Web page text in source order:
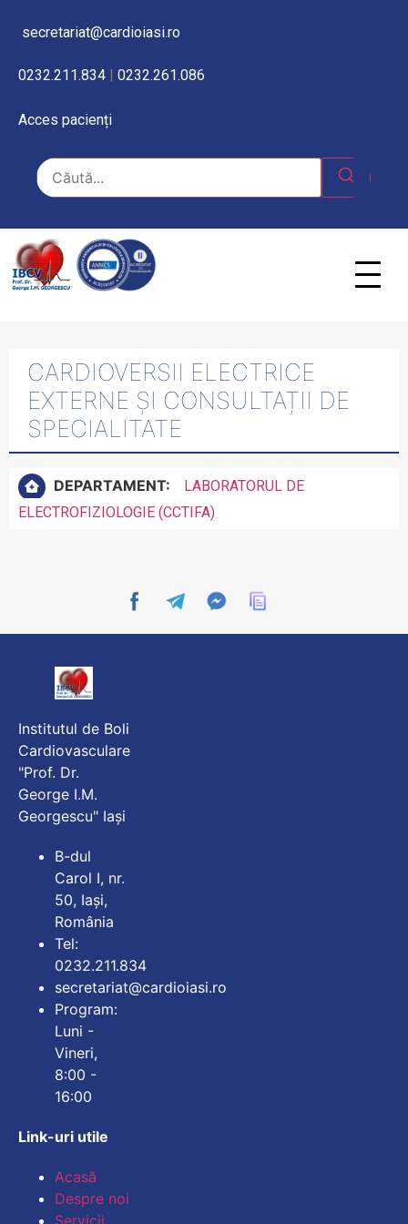
secretariat@cardioiasi.ro
0232.211.834 0232.261.086
Acces pacienți
CARDIOVERSII ELECTRICE
EXTERNE ȘI CONSULTAȚII DE
SPECIALITATE
DEPARTAMENT:
LABORATORUL DE
ELECTROFIZIOLOGIE (CCTIFA)
Institutul de Boli
Cardiovasculare
"Prof. Dr.
George I.M.
Georgescu" Iași
B-dul
Carol I, nr.
50, Iași,
România
Tel:
0232.211.834
secretariat@cardioiasi.ro
Program:
Luni -
Vineri,
8:00 -
16:00
Link-uri utile
Acasă
Despre noi